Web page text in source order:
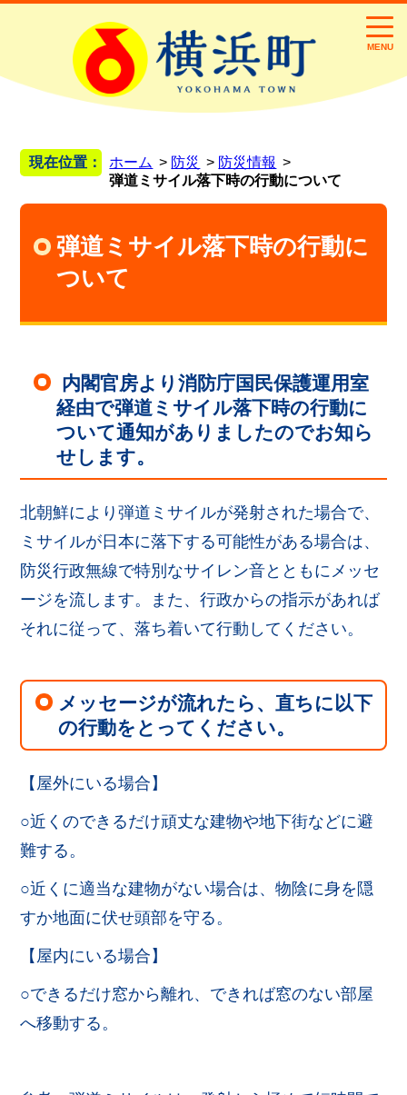
MENU
現在位置： ホーム 防災
防災情報
弾道ミサイル落下時の行動について
弾道ミサイル落下時の行動に
ついて
内閣官房より消防庁国民保護運用室
経由で弾道ミサイル落下時の行動に
ついて通知がありましたのでお知ら
せします。
北朝鮮により弾道ミサイルが発射された場合で、
ミサイルが日本に落下する可能性がある場合は、
防災行政無線で特別なサイレン音とともにメッセ
ージを流します。また、行政からの指示があれば
それに従って、落ち着いて行動してください。
メッセージが流れたら、直ちに以下
の行動をとってください。
【屋外にいる場合】
○近くのできるだけ頑丈な建物や地下街などに避
難する。
○近くに適当な建物がない場合は、物陰に身を隠
すか地面に伏せ頭部を守る。
【屋内にいる場合】
○できるだけ窓から離れ、できれば窓のない部屋
へ移動する。